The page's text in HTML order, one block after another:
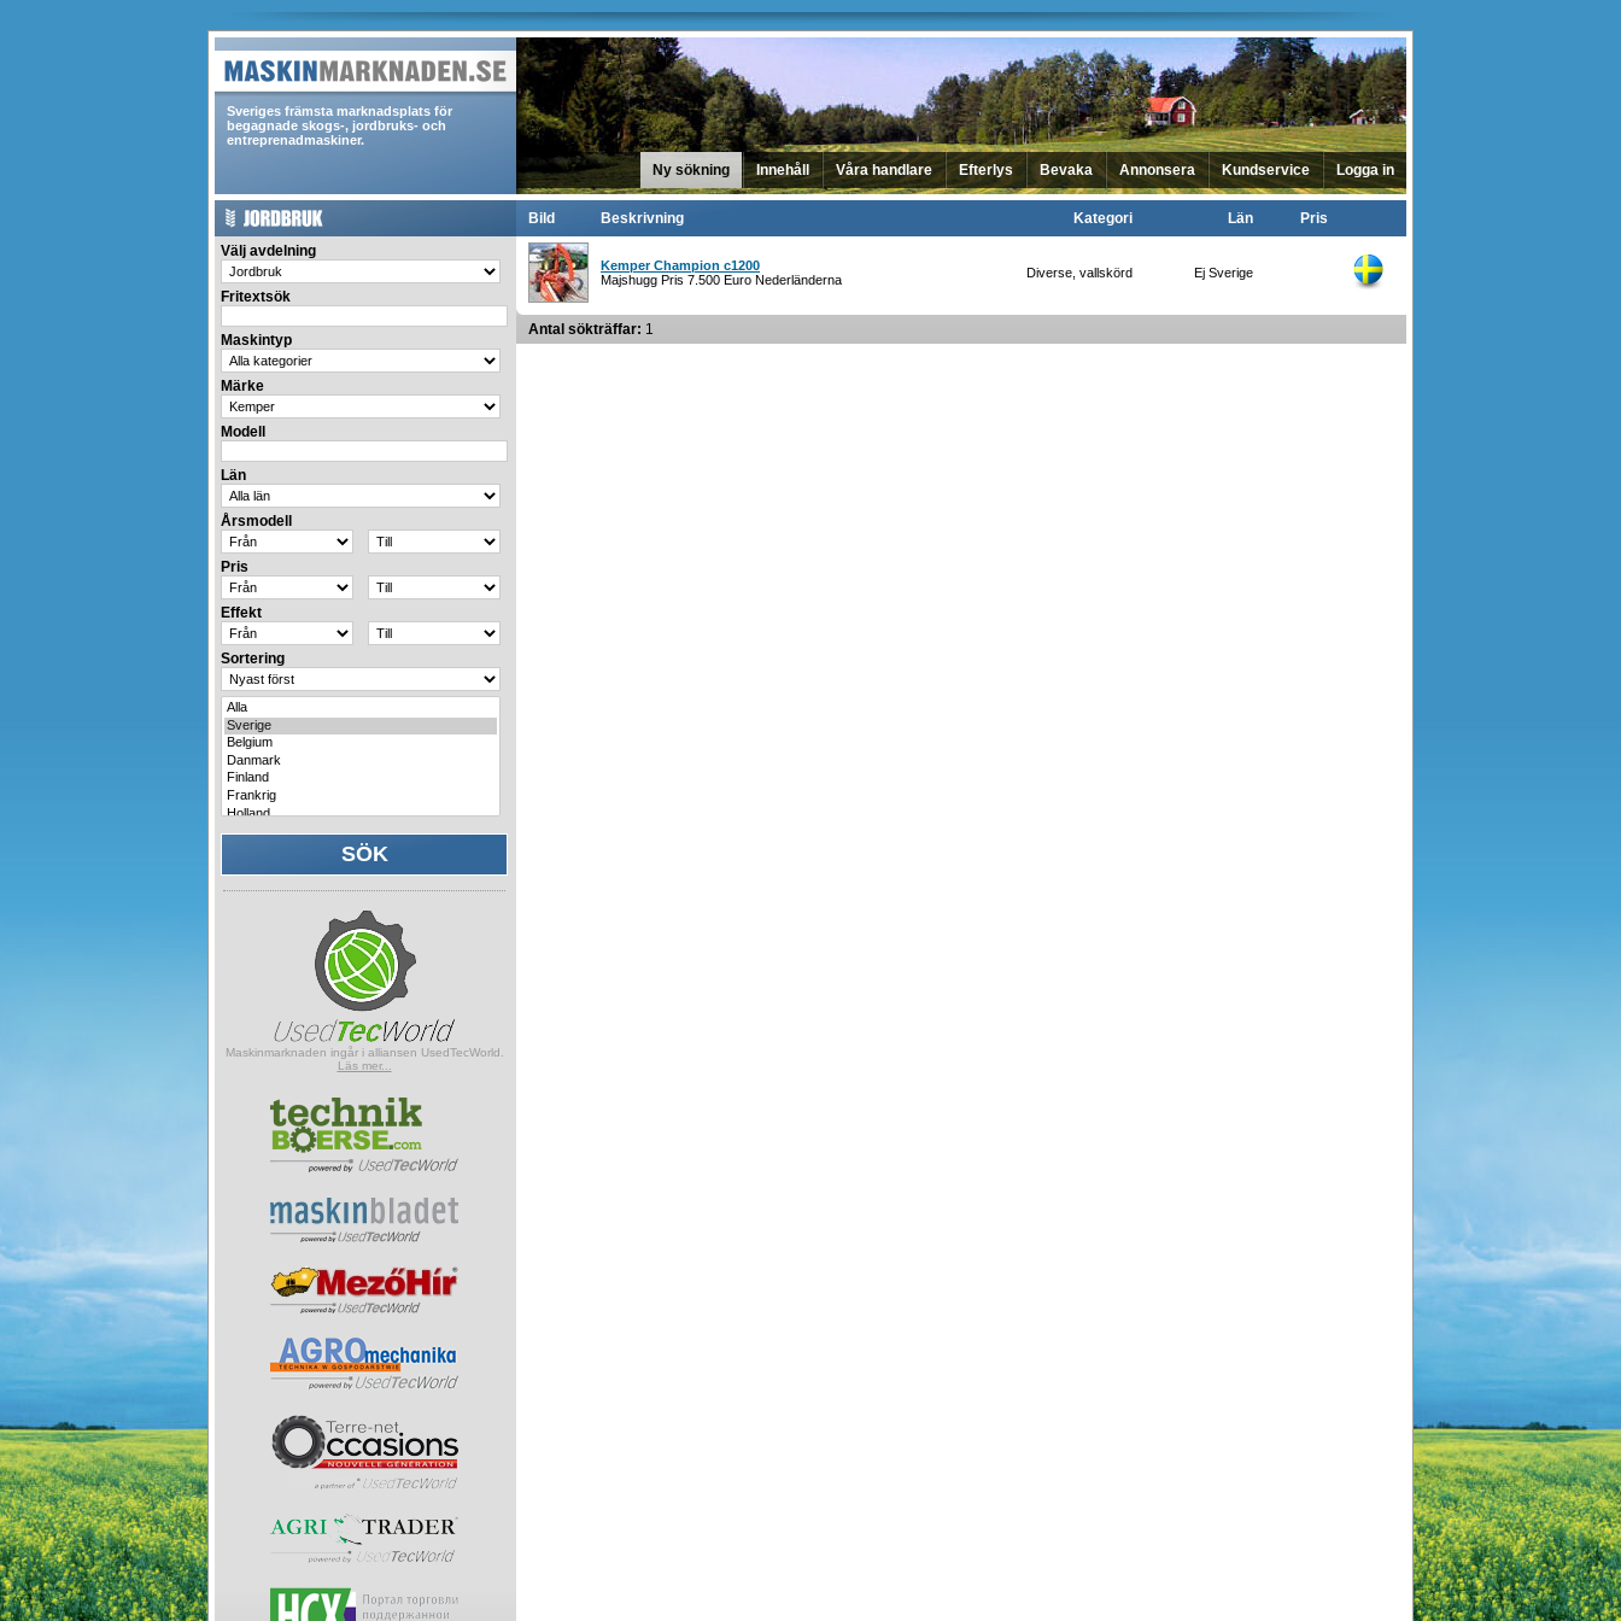
Sveriges främsta marknadsplats för
begagnade skogs-, jordbruks- och
entreprenadmaskiner.
Ny sökning Innehåll Våra handlare Efterlys Bevaka Annonsera Kundservice Logga in
Välj avdelning
Fritextsök
Maskintyp
Märke
Modell
Län
Årsmodell
Pris
Effekt
Sortering
Maskinmarknaden ingår i alliansen UsedTecWorld.
Läs mer...
Bild Beskrivning Kategori Län Pris
Kemper Champion c1200
Majshugg Pris 7.500 Euro Nederländerna
Diverse, vallskörd Ej Sverige
Antal sökträffar: 1